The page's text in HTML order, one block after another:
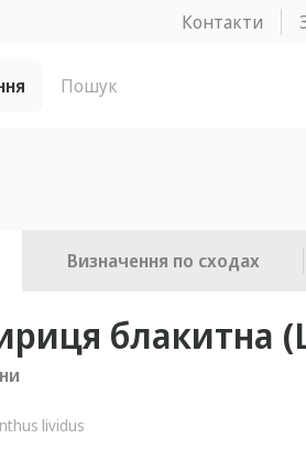
Контакти
Визначення по сходах
блакитна
lividus